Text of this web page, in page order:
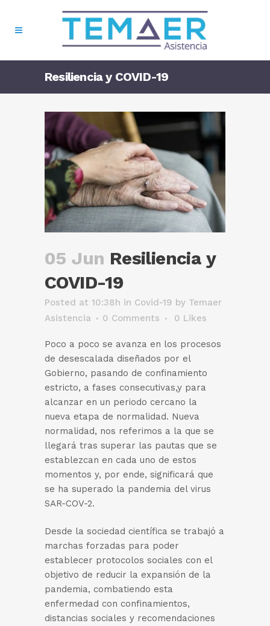
Resiliencia y COVID-19
05 Jun Resiliencia y
COVID-19
Posted at 10:38h in Covid-19 by Temaer
Asistencia
0 Comments 0 Likes
Poco a poco se avanza en los procesos
de desescalada diseñados por el
Gobierno, pasando de confinamiento
estricto, a fases consecutivas,y para
alcanzar en un periodo cercano la
nueva etapa de normalidad. Nueva
normalidad, nos referimos a la que se
llegará tras superar las pautas que se
establezcan en cada uno de estos
momentos y, por ende, significará que
se ha superado la pandemia del virus
SAR-COV-2.
Desde la sociedad científica se trabajó a
marchas forzadas para poder
establecer protocolos sociales con el
objetivo de reducir la expansión de la
pandemia, combatiendo esta
enfermedad con confinamientos,
distancias sociales y recomendaciones